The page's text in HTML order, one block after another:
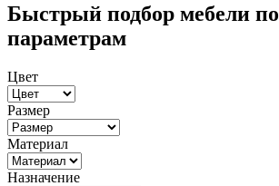
Быстрый подбор мебели по
параметрам
Цвет
Размер
Материал
Назначение